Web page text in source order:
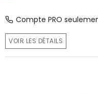
Compte PRO
VOIR LES DÉTAILS